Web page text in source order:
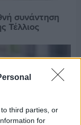
third parties, or
for
συνάντηση
Τέλλιος